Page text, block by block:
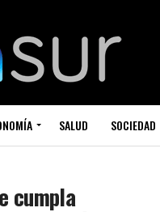
SALUD SOCIEDAD
cumpla